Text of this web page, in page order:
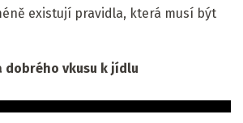
existují pravidla, která musí být
vkusu k jídlu